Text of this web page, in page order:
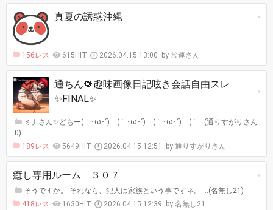
真夏の誘惑沖縄
156レス 615HIT 2026.04.15 13:00 常連さん
通ちん🍓趣味画像日記呟き会話自由スレ
✨️FINAL✨️
ミナさん✨️どもー(｀･ω･´)ゞ(｀･ω･´)ゞ(｀･ω･´)ゞ(｀…(通りすがりさん
0)
189レス
5649HIT 2026.04.15 12:51 通りすがりさん
癒し専用ルーム ３０７
そうですか。 それなら、犯人は家族という事ですネ。 …(名無し21)
418レス
1630HIT 2026.04.15 12:39 名無し21